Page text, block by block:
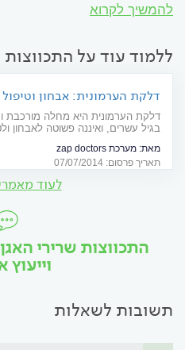
להמשיך לקרוא
ללמוד עוד על התכווצות
דלקת הערמונית: אבחון וטיפול
דלקת הערמונית היא מחלה מורכבת
בגיל עשרים, ואיננה פשוטה לאבחון
מאת: מערכת zap doctors
תאריך פרסום: 07/07/2014
לעוד
התכווצות שרירי
וייעוץ
תשובות לשאלות